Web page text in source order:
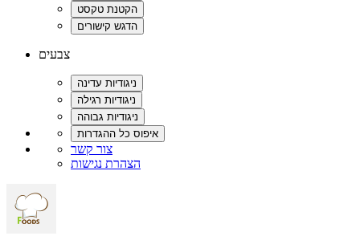
צבעים
צור קשר
הצהרת נגישות